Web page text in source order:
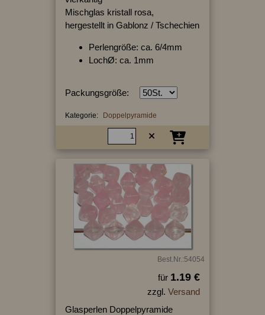
Mischglas kristall rosa,
hergestellt in Gablonz / Tschechien
Perlengröße: ca. 6/4mm
LochØ: ca. 1mm
Packungsgröße:
Kategorie: Doppelpyramide
Best.Nr.:54054
für 1.19 €
zzgl. Versand
Glasperlen Doppelpyramide